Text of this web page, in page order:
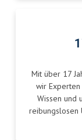
Mit über 17
wir
Wissen und
reibungslosen